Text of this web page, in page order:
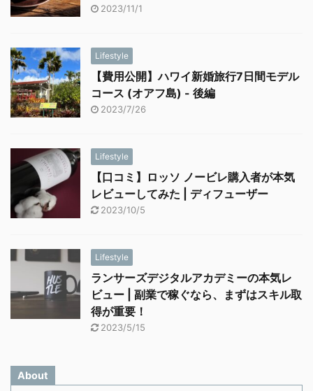
2023/11/1
Lifestyle
【費用公開】ハワイ新婚旅行7日間モデル
コース (オアフ島) - 後編
2023/7/26
Lifestyle
【口コミ】ロッソ ノービレ購入者が本気
レビューしてみた | ディフューザー
2023/10/5
Lifestyle
ランサーズデジタルアカデミーの本気レ
ビュー | 副業で稼ぐなら、まずはスキル取
得が重要！
2023/5/15
About